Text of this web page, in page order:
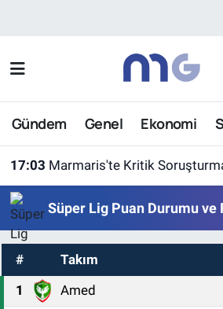
Gündem Genel Ekonomi
17:03 Marmaris'te Kritik Soruşturma: Tutuklanan Eski
Süper Lig Puan Durumu ve
# Takım
1
Amed
Nöbetçi Eczaneler
Hava Durumu
Süper Lig Puan Durumu ve
Tüm Manşetler
Son Dakika Haberleri